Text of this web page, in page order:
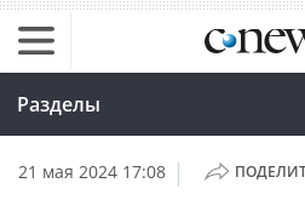
Разделы
21 мая 2024 17:08 |